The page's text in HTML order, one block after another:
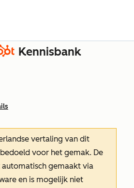
Kennisbank
vertaling van dit
voor het gemak. De
gemaakt via
en is mogelijk niet